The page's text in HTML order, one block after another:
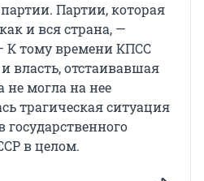
Партии, которая
и вся страна, —
К тому времени КПСС
власть, отстаивавшая
не могла на нее
трагическая ситуация
государственного
в целом.